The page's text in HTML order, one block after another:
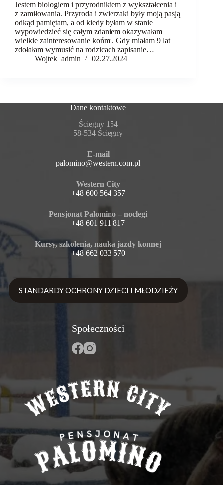
Jestem biologiem i przyrodnikiem z wykształcenia i
z zamiłowania. Przyroda i zwierzaki były moją pasją
odkąd pamiętam, a od kiedy byłam w stanie
wypowiedzieć się całym zdaniem okazywałam
wielkie zainteresowanie końmi. Gdy miałam 9 lat
zdołałam wymusić na rodzicach zapisanie…
Wojtek_admin
02.27.2024
Dane kontaktowe
Ściegny 154
58-534 Ściegny
E-mail
palomino@western.com.pl
Western City
+48 600 564 357
Pensjonat Palomino – noclegi
+48 601 911 817
Kursy, szkolenia, nauka jazdy konnej
+48 662 033 570
STANDARDY OCHRONY DZIECI I MŁODZIEŻY
Społeczności